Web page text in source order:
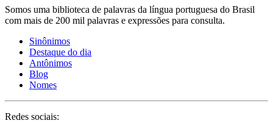
Somos uma biblioteca de palavras da língua portuguesa do Brasil
com mais de 200 mil palavras e expressões para consulta.
Sinônimos
Destaque do dia
Antônimos
Blog
Nomes
Redes sociais: